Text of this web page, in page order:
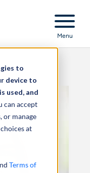
to
device to
used, and
can accept
or manage
at
Terms of
Menu